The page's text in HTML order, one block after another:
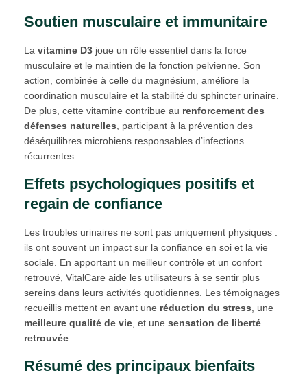
Soutien musculaire et immunitaire
La vitamine D3 joue un rôle essentiel dans la force
musculaire et le maintien de la fonction pelvienne. Son
action, combinée à celle du magnésium, améliore la
coordination musculaire et la stabilité du sphincter urinaire.
De plus, cette vitamine contribue au renforcement des
défenses naturelles , participant à la prévention des
déséquilibres microbiens responsables d’infections
récurrentes.
Effets psychologiques positifs et
regain de confiance
Les troubles urinaires ne sont pas uniquement physiques :
ils ont souvent un impact sur la confiance en soi et la vie
sociale. En apportant un meilleur contrôle et un confort
retrouvé, VitalCare aide les utilisateurs à se sentir plus
sereins dans leurs activités quotidiennes. Les témoignages
recueillis mettent en avant une réduction du stress , une
meilleure qualité de vie , et une sensation de liberté
retrouvée
Résumé des principaux bienfaits